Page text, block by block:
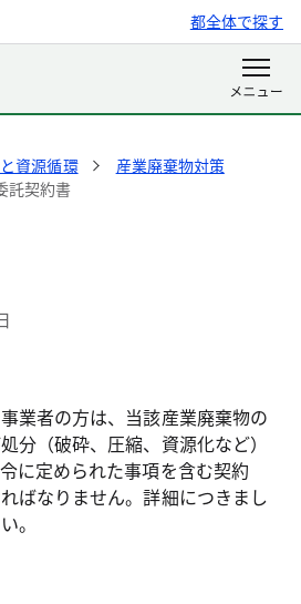
都全体で探す
資源循環
産業廃棄物対策
託契約書
業者の方は、当該産業廃棄物の
分（破砕、圧縮、資源化など）
に定められた事項を含む契約
ばなりません。詳細につきまし
。